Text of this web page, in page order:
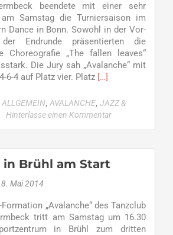
beendete mit einer sehr
Samstag die Turniersaison im
Dance in Bonn. Sowohl in der Vor-
Endrunde präsentierten die
Choreografie „The fallen leaves“
Die Jury sah „Avalanche“ mit
6-4 auf Platz vier. Platz Read
about
Avalanche
[…]
ALLGEMEIN, AVALANCHE, JAZZ &
Hinterlasse einen Kommentar
in Brühl am Start
8. Mai 2014
„Avalanche“ des Tanzclub
tritt am Samstag um 16.30
in Brühl zum dritten